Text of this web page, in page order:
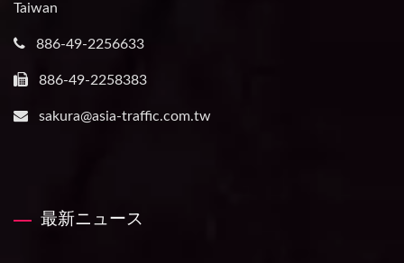
Taiwan
886-49-2256633
886-49-2258383
sakura@asia-traffic.com.tw
最新ニュース